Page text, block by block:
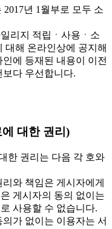
년 1월부로 모두 소
리지 적립ㆍ사용ㆍ소
대해 온라인상에 공지해
에 등재된 내용이 이전
다 우선합니다.
대한 권리)
한 권리는 다음 각 호와
와 책임은 게시자에게
게시자의 동의 없이는
사용할 수 없습니다.
가 없이는 이용자는 서